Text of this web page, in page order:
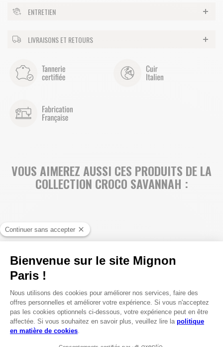
ENTRETIEN
LIVRAISONS ET RETOURS
VOUS AIMEREZ AUSSI CES PRODUITS DE LA
COLLECTION CROCO SAVANNAH :